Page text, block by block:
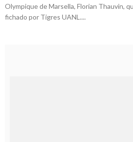
Olympique de Marsella, Florian Thauvin,
fichado por Tigres UANL....